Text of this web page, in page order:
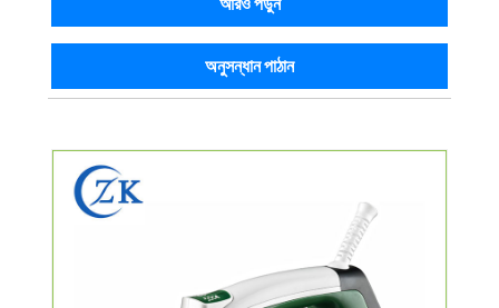
অনুসন্ধান পাঠান